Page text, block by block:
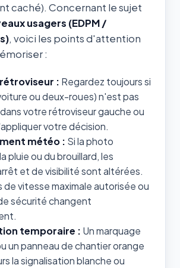
caché). Concernant le sujet
usagers (EDPM /
, voici les points d'attention
:
: Regardez toujours si
ou deux-roues) n'est pas
votre rétroviseur gauche ou
votre décision.
météo : Si la photo
pluie ou du brouillard, les
et de visibilité sont altérées.
de vitesse maximale autorisée ou
sécurité changent
temporaire : Un marquage
un panneau de chantier orange
la signalisation blanche ou